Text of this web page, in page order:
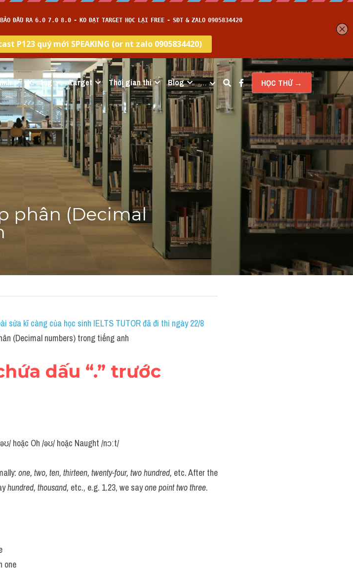
Kĩ năng Target Thời gian thi Blog … HỌC THỬ →
phân (Decimal
sửa kĩ càng của học sinh IELTS TUTOR đã đi thi ngày 22/8
(Decimal numbers) trong tiếng anh
dấu “.” trước
hoặc Oh /əʊ/ hoặc Naught /nɔːt/
one, two, ten, thirteen, twenty-four, two hundred, etc. After the
hundred, thousand, etc., e.g. 1.23, we say one point two three.
one